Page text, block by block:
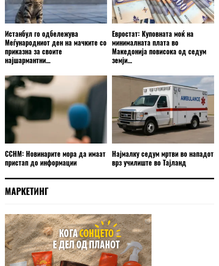
Истанбул го одбележува
Меѓународниот ден на мачките со
приказна за своите
најшармантни...
Евростат: Куповната моќ на
минималната плата во
Македонија повисока од седум
земји...
ССНМ: Новинарите мора да имаат
пристап до информации
Најмалку седум мртви во нападот
врз училиште во Тајланд
МАРКЕТИНГ